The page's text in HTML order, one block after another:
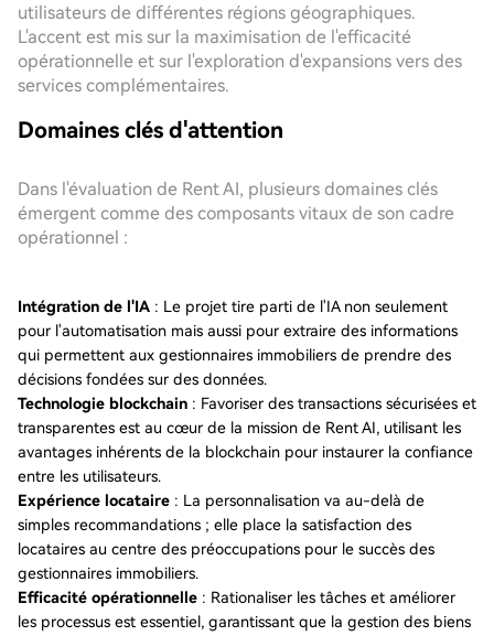
utilisateurs de différentes régions géographiques.
L'accent est mis sur la maximisation de l'efficacité
opérationnelle et sur l'exploration d'expansions vers des
services complémentaires.
Domaines clés d'attention
Dans l'évaluation de Rent AI, plusieurs domaines clés
émergent comme des composants vitaux de son cadre
opérationnel :
Intégration de l'IA : Le projet tire parti de l'IA non seulement
pour l'automatisation mais aussi pour extraire des informations
qui permettent aux gestionnaires immobiliers de prendre des
décisions fondées sur des données.
Technologie blockchain : Favoriser des transactions sécurisées et
transparentes est au cœur de la mission de Rent AI, utilisant les
avantages inhérents de la blockchain pour instaurer la confiance
entre les utilisateurs.
Expérience locataire : La personnalisation va au-delà de
simples recommandations ; elle place la satisfaction des
locataires au centre des préoccupations pour le succès des
gestionnaires immobiliers.
Efficacité opérationnelle : Rationaliser les tâches et améliorer
les processus est essentiel, garantissant que la gestion des biens